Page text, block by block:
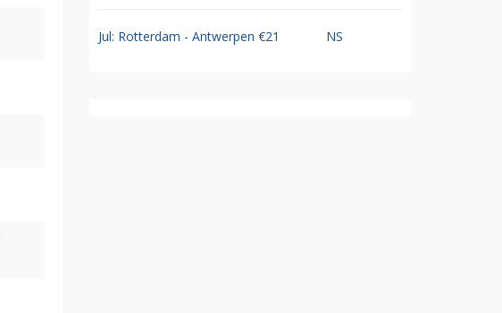
Jul: Rotterdam - Antwerpen €21 NS